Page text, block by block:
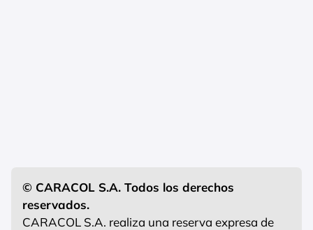
© CARACOL S.A. Todos los derechos
reservados.
CARACOL S.A. realiza una reserva expresa de